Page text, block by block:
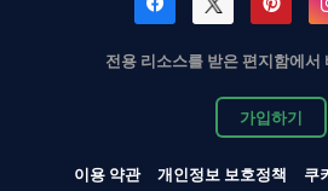
전용 리소스를 받은 편지함에서
가입하기
이용 약관 개인정보 보호정책 쿠